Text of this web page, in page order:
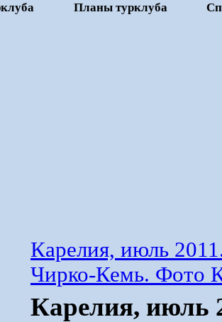
Планы турклуба
Карелия, июль
Чирко-Кемь. Фото
Карелия, июль